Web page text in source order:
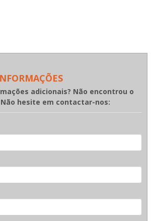
adicionais? Não encontrou o
hesite em contactar-nos: